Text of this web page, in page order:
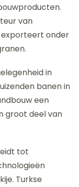
van
exporteert onder
in
banen in
een
groot deel van
tot
Turkse